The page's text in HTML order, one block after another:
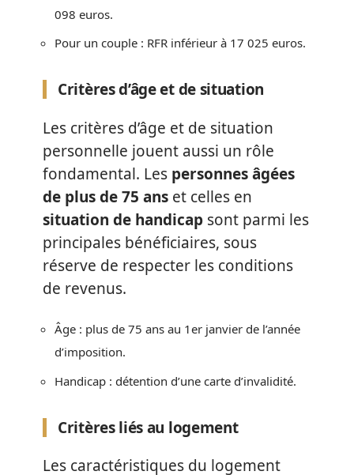
098 euros.
Pour un couple : RFR inférieur à 17 025 euros.
Critères d’âge et de situation
Les critères d’âge et de situation
personnelle jouent aussi un rôle
fondamental. Les personnes âgées
de plus de 75 ans et celles en
situation de handicap sont parmi les
principales bénéficiaires, sous
réserve de respecter les conditions
de revenus.
Âge : plus de 75 ans au 1er janvier de l’année
d’imposition.
Handicap : détention d’une carte d’invalidité.
Critères liés au logement
Les caractéristiques du logement